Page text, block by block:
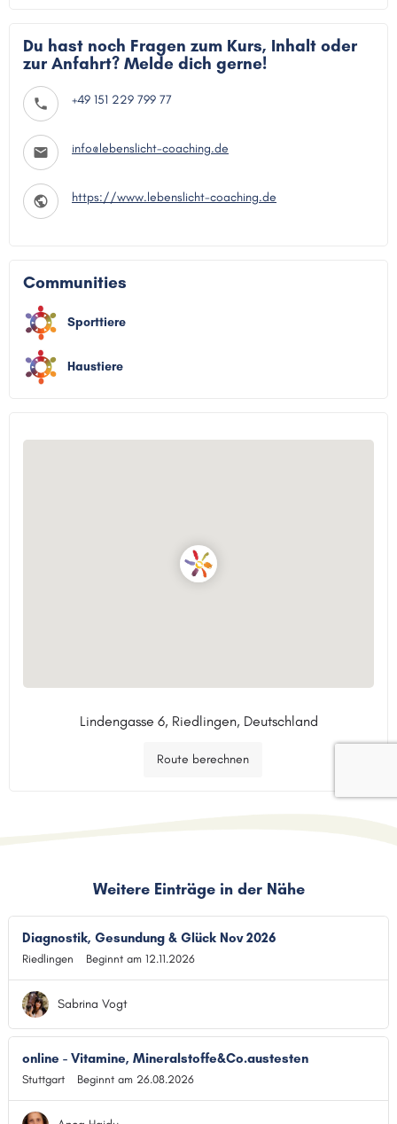
Du hast noch Fragen zum Kurs, Inhalt oder
zur Anfahrt? Melde dich gerne!
+49 151 229 799 77
info@lebenslicht-coaching.de
https://www.lebenslicht-coaching.de
Communities
Sporttiere
Haustiere
Lindengasse 6, Riedlingen, Deutschland
Route berechnen
Weitere Einträge in der Nähe
Diagnostik, Gesundung & Glück Nov 2026
Riedlingen Beginnt am 12.11.2026
Sabrina Vogt
online - Vitamine, Mineralstoffe&Co.austesten
Stuttgart Beginnt am 26.08.2026